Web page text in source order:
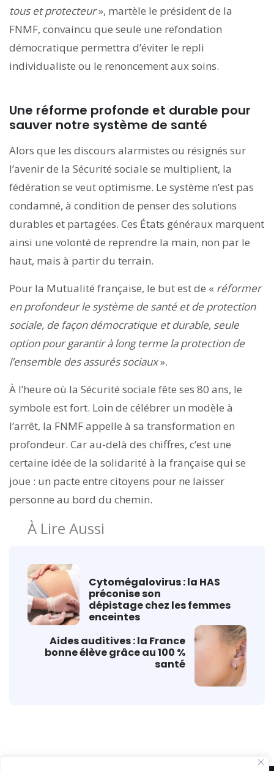
tous et protecteur», martèle le président de la
FNMF, convaincu que seule une refondation
démocratique permettra d’éviter le repli
individualiste ou le renoncement aux soins.
Une réforme profonde et durable pour
sauver notre système de santé
Alors que les discours alarmistes ou résignés sur
l’avenir de la Sécurité sociale se multiplient, la
fédération se veut optimisme. Le système n’est pas
condamné, à condition de penser des solutions
durables et partagées. Ces États généraux marquent
ainsi une volonté de reprendre la main, non par le
haut, mais à partir du terrain.
Pour la Mutualité française, le but est de « réformer
en profondeur le système de santé et de protection
sociale, de façon démocratique et durable, seule
option pour garantir à long terme la protection de
l’ensemble des assurés sociaux».
À l’heure où la Sécurité sociale fête ses 80 ans, le
symbole est fort. Loin de célébrer un modèle à
l’arrêt, la FNMF appelle à sa transformation en
profondeur. Car au-delà des chiffres, c’est une
certaine idée de la solidarité à la française qui se
joue : un pacte entre citoyens pour ne laisser
personne au bord du chemin.
À Lire Aussi
Cytomégalovirus : la HAS
préconise son
dépistage chez les femmes
enceintes
Aides auditives : la France
bonne élève grâce au 100 %
santé